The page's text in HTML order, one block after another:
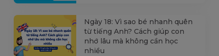
Ngày 18: Vì sao bé nhanh quên
từ tiếng Anh? Cách giúp con
nhớ lâu mà không cần học
nhiều